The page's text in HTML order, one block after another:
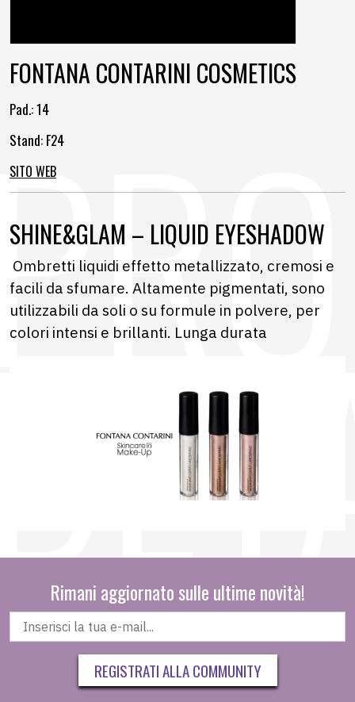
FONTANA CONTARINI COSMETICS
Pad.:14
Stand: F24
SITO WEB
SHINE&GLAM – LIQUID EYESHADOW
Ombretti liquidi effetto metallizzato, cremosi e
facili da sfumare. Altamente pigmentati, sono
utilizzabili da soli o su formule in polvere, per
colori intensi e brillanti. Lunga durata
Rimani aggiornato sulle ultime novità!
REGISTRATI ALLA COMMUNITY